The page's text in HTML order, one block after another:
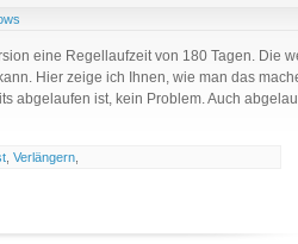
eine Regellaufzeit von 180 Tagen. Die
Hier zeige ich Ihnen, wie man das
abgelaufen ist, kein Problem. Auch
Verlängern